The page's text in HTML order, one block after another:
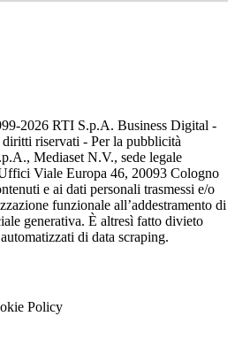
2026 RTI S.p.A. Business Digital -
riservati - Per la pubblicità
Mediaset N.V., sede legale
Viale Europa 46, 20093 Cologno
e ai dati personali trasmessi e/o
funzionale all’addestramento di
generativa. È altresì fatto divieto
di data scraping.
Policy